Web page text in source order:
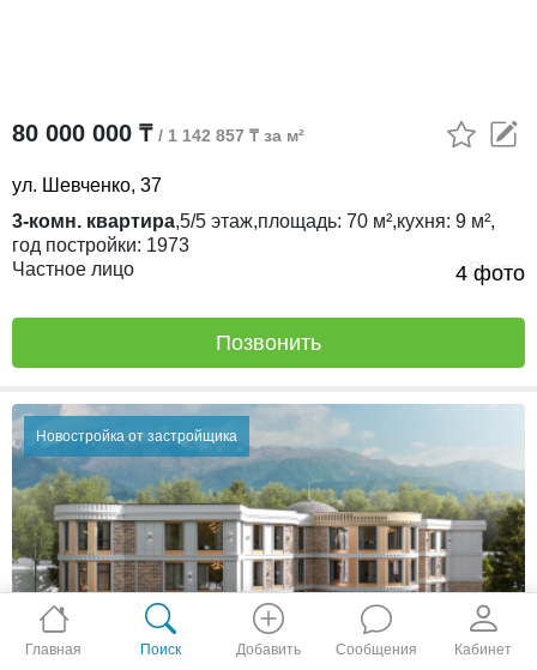
4 фото
80 000 000 ₸ / 1 142 857 ₸ за м²
ул. Шевченко, 37
3-комн. квартира,5/5 этаж,площадь: 70 м²,кухня: 9 м²,
год постройки: 1973
Частное лицо
Вчера
Позвонить
Новостройка от застройщика
Главная Поиск Добавить Сообщения Кабинет